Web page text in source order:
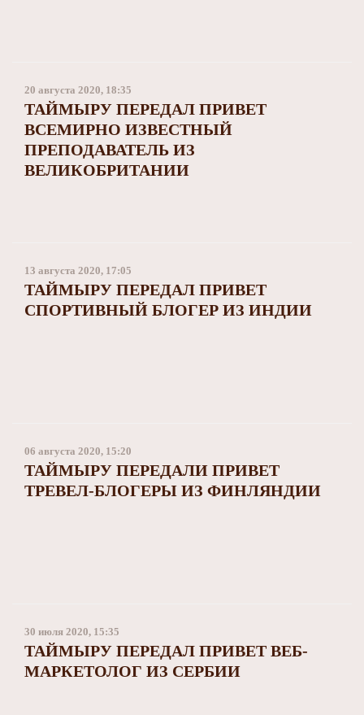
20 августа 2020, 18:35
ТАЙМЫРУ ПЕРЕДАЛ ПРИВЕТ
ВСЕМИРНО ИЗВЕСТНЫЙ
ПРЕПОДАВАТЕЛЬ ИЗ
ВЕЛИКОБРИТАНИИ
13 августа 2020, 17:05
ТАЙМЫРУ ПЕРЕДАЛ ПРИВЕТ
СПОРТИВНЫЙ БЛОГЕР ИЗ ИНДИИ
06 августа 2020, 15:20
ТАЙМЫРУ ПЕРЕДАЛИ ПРИВЕТ
ТРЕВЕЛ-БЛОГЕРЫ ИЗ ФИНЛЯНДИИ
30 июля 2020, 15:35
ТАЙМЫРУ ПЕРЕДАЛ ПРИВЕТ ВЕБ-
МАРКЕТОЛОГ ИЗ СЕРБИИ